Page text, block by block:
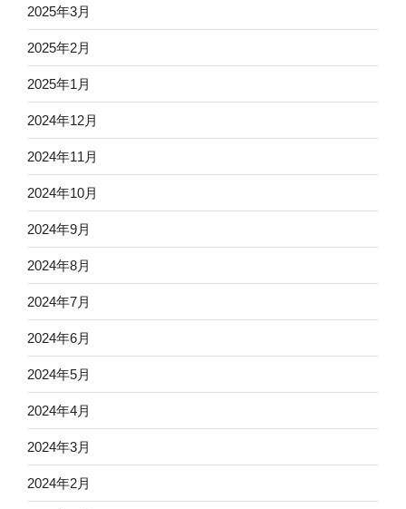
2025年3月
2025年2月
2025年1月
2024年12月
2024年11月
2024年10月
2024年9月
2024年8月
2024年7月
2024年6月
2024年5月
2024年4月
2024年3月
2024年2月